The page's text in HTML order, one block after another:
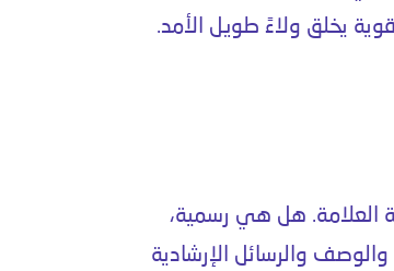
يخلق ولاءً طويل الأمد.
هل هي رسمية،
والرسائل الإرشادية